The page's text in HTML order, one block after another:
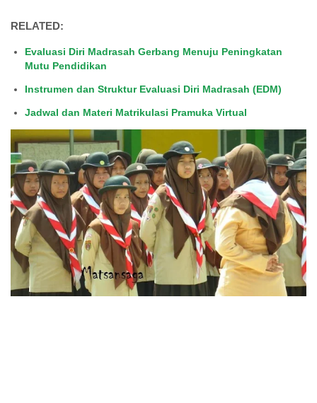
RELATED:
Evaluasi Diri Madrasah Gerbang Menuju Peningkatan
Mutu Pendidikan
Instrumen dan Struktur Evaluasi Diri Madrasah (EDM)
Jadwal dan Materi Matrikulasi Pramuka Virtual